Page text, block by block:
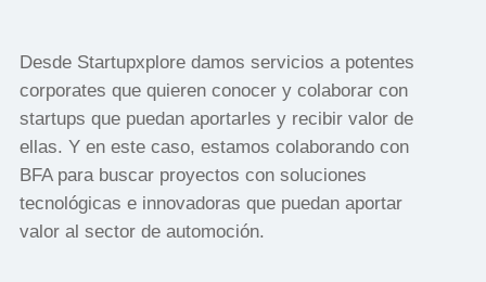
Desde Startupxplore damos servicios a potentes
corporates que quieren conocer y colaborar con
startups que puedan aportarles y recibir valor de
ellas. Y en este caso, estamos colaborando con
BFA para buscar proyectos con soluciones
tecnológicas e innovadoras que puedan aportar
valor al sector de automoción.